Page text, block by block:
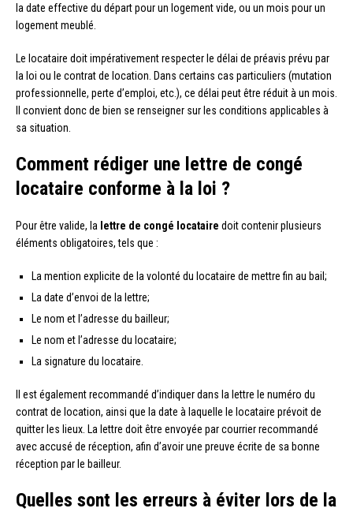
la date effective du départ pour un logement vide, ou un mois pour un
logement meublé.
Le locataire doit impérativement respecter le délai de préavis prévu par
la loi ou le contrat de location. Dans certains cas particuliers (mutation
professionnelle, perte d’emploi, etc.), ce délai peut être réduit à un mois.
Il convient donc de bien se renseigner sur les conditions applicables à
sa situation.
Comment rédiger une lettre de congé
locataire conforme à la loi ?
Pour être valide, la lettre de congé locataire doit contenir plusieurs
éléments obligatoires, tels que :
La mention explicite de la volonté du locataire de mettre fin au bail;
La date d’envoi de la lettre;
Le nom et l’adresse du bailleur;
Le nom et l’adresse du locataire;
La signature du locataire.
Il est également recommandé d’indiquer dans la lettre le numéro du
contrat de location, ainsi que la date à laquelle le locataire prévoit de
quitter les lieux. La lettre doit être envoyée par courrier recommandé
avec accusé de réception, afin d’avoir une preuve écrite de sa bonne
réception par le bailleur.
Quelles sont les erreurs à éviter lors de la